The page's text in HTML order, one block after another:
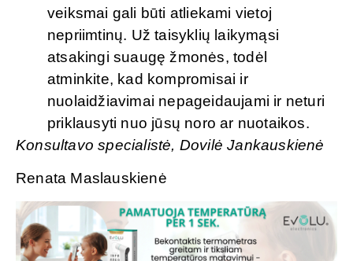
veiksmai gali būti atliekami vietoj
nepriimtinų. Už taisyklių laikymąsi
atsakingi suaugę žmonės, todėl
atminkite, kad kompromisai ir
nuolaidžiavimai nepageidaujami ir neturi
priklausyti nuo jūsų noro ar nuotaikos.
Konsultavo specialistė, Dovilė Jankauskienė
Renata Maslauskienė